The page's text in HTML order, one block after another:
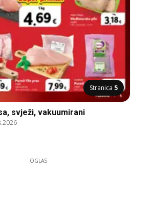
Stranica 5
svježi, vakuumirani
OGLAS